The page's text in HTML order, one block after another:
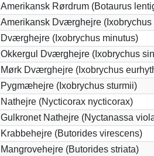
Amerikansk Rørdrum (Botaurus
Amerikansk Dværghejre (Ixobrychus
Dværghejre (Ixobrychus minutus)
Okkergul Dværghejre (Ixobrychus
Mørk Dværghejre (Ixobrychus
Pygmæhejre (Ixobrychus sturmii)
Nathejre (Nycticorax nycticorax)
Gulkronet Nathejre (Nyctanassa
Krabbehejre (Butorides virescens)
Mangrovehejre (Butorides striata)